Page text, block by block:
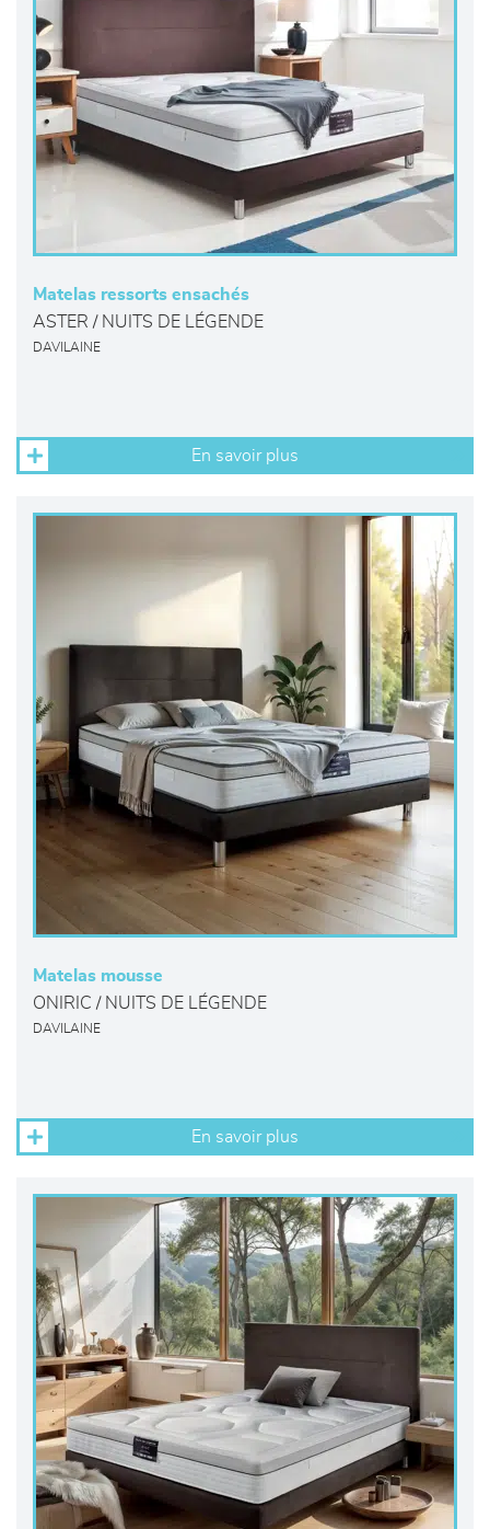
Matelas ressorts ensachés
ASTER / NUITS DE LÉGENDE
DAVILAINE
En savoir plus
Matelas mousse
ONIRIC / NUITS DE LÉGENDE
DAVILAINE
En savoir plus